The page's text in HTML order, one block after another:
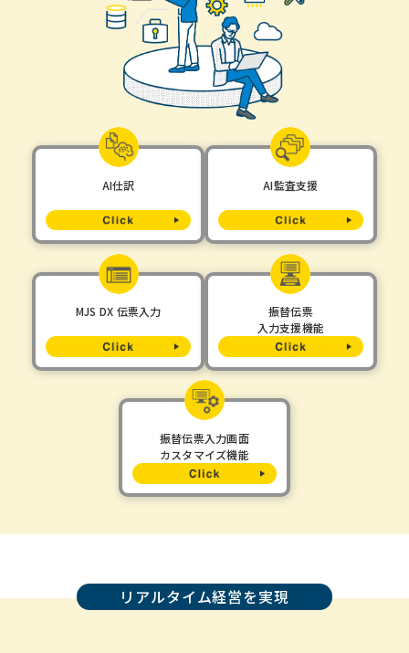
AI仕訳 AI監査支援
MJS DX 伝票入力
振替伝票
入力支援機能
振替伝票入力画面
カスタマイズ機能
リアルタイム経営を実現